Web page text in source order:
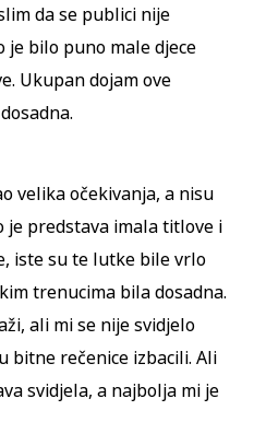
da se publici nije
je bilo puno male djece
Ukupan dojam ove
velika očekivanja, a nisu
je predstava imala titlove i
iste su te lutke bile vrlo
trenucima bila dosadna.
ali mi se nije svidjelo
bitne rečenice izbacili. Ali
svidjela, a najbolja mi je